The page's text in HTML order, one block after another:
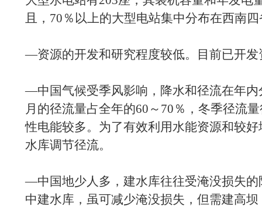
且，70％以上的大型电站集中分布在西南
—资源的开发和研究程度较低。目前已开发
—中国气候受季风影响，降水和径流在年内
月的径流量占全年的60～70％，冬季径流
性电能较多。为了有效利用水能资源和较
水库调节径流。
—中国地少人多，建水库往往受淹没损失
中建水库，虽可减少淹没损失，但需建高